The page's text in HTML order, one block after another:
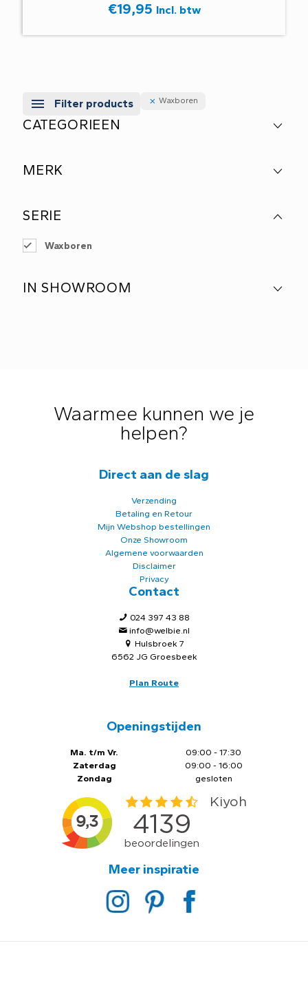
€19,95 Incl. btw
Filter products Waxboren
CATEGORIEEN
MERK
SERIE
Waxboren
IN SHOWROOM
Waarmee kunnen we je
helpen?
Direct aan de slag
Verzending
Betaling en Retour
Mijn Webshop bestellingen
Onze Showroom
Algemene voorwaarden
Disclaimer
Privacy
Contact
024 397 43 88
info@welbie.nl
Hulsbroek 7
6562 JG Groesbeek
Plan Route
Openingstijden
Ma. t/m Vr.
Zaterdag
Zondag
09:00 - 17:30
09:00 - 16:00
gesloten
Meer inspiratie